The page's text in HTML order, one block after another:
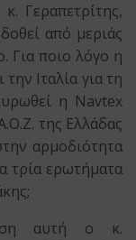
Γεραπετρίτης,
από μεριάς
Για ποιο λόγο η
Ιταλία για τη
η Navtex
της Ελλάδας
αρμοδιότητα
τρία ερωτήματα
αυτή ο κ.